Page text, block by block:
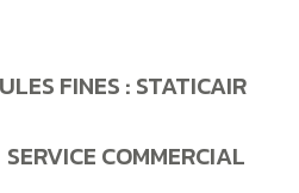
FINES : STATICAIR
SERVICE COMMERCIAL